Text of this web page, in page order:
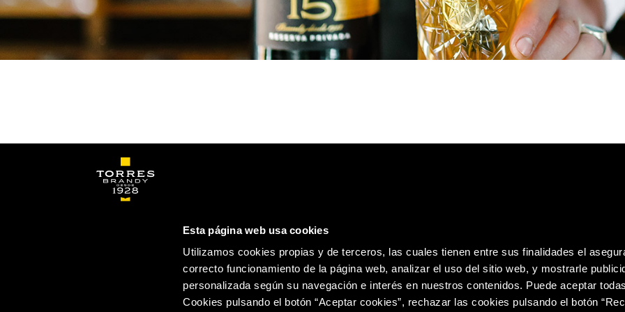
Esta página web usa cookies
Utilizamos cookies propias y de terceros, las cuales tienen entre sus finalidades el
correcto funcionamiento de la página web, analizar el uso del sitio web, y mostrarle
personalizada según su navegación e interés en nuestros contenidos. Puede aceptar
Cookies pulsando el botón “Aceptar cookies”, rechazar las cookies pulsando el botón